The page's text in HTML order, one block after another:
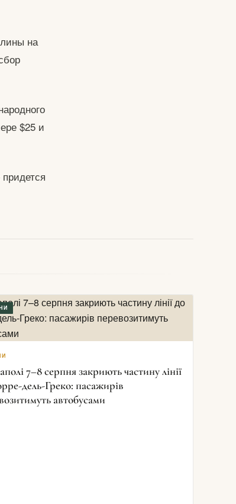
на
$25 и
7–8 серпня закриють частину лінії
дель-Греко: пасажирів
автобусами